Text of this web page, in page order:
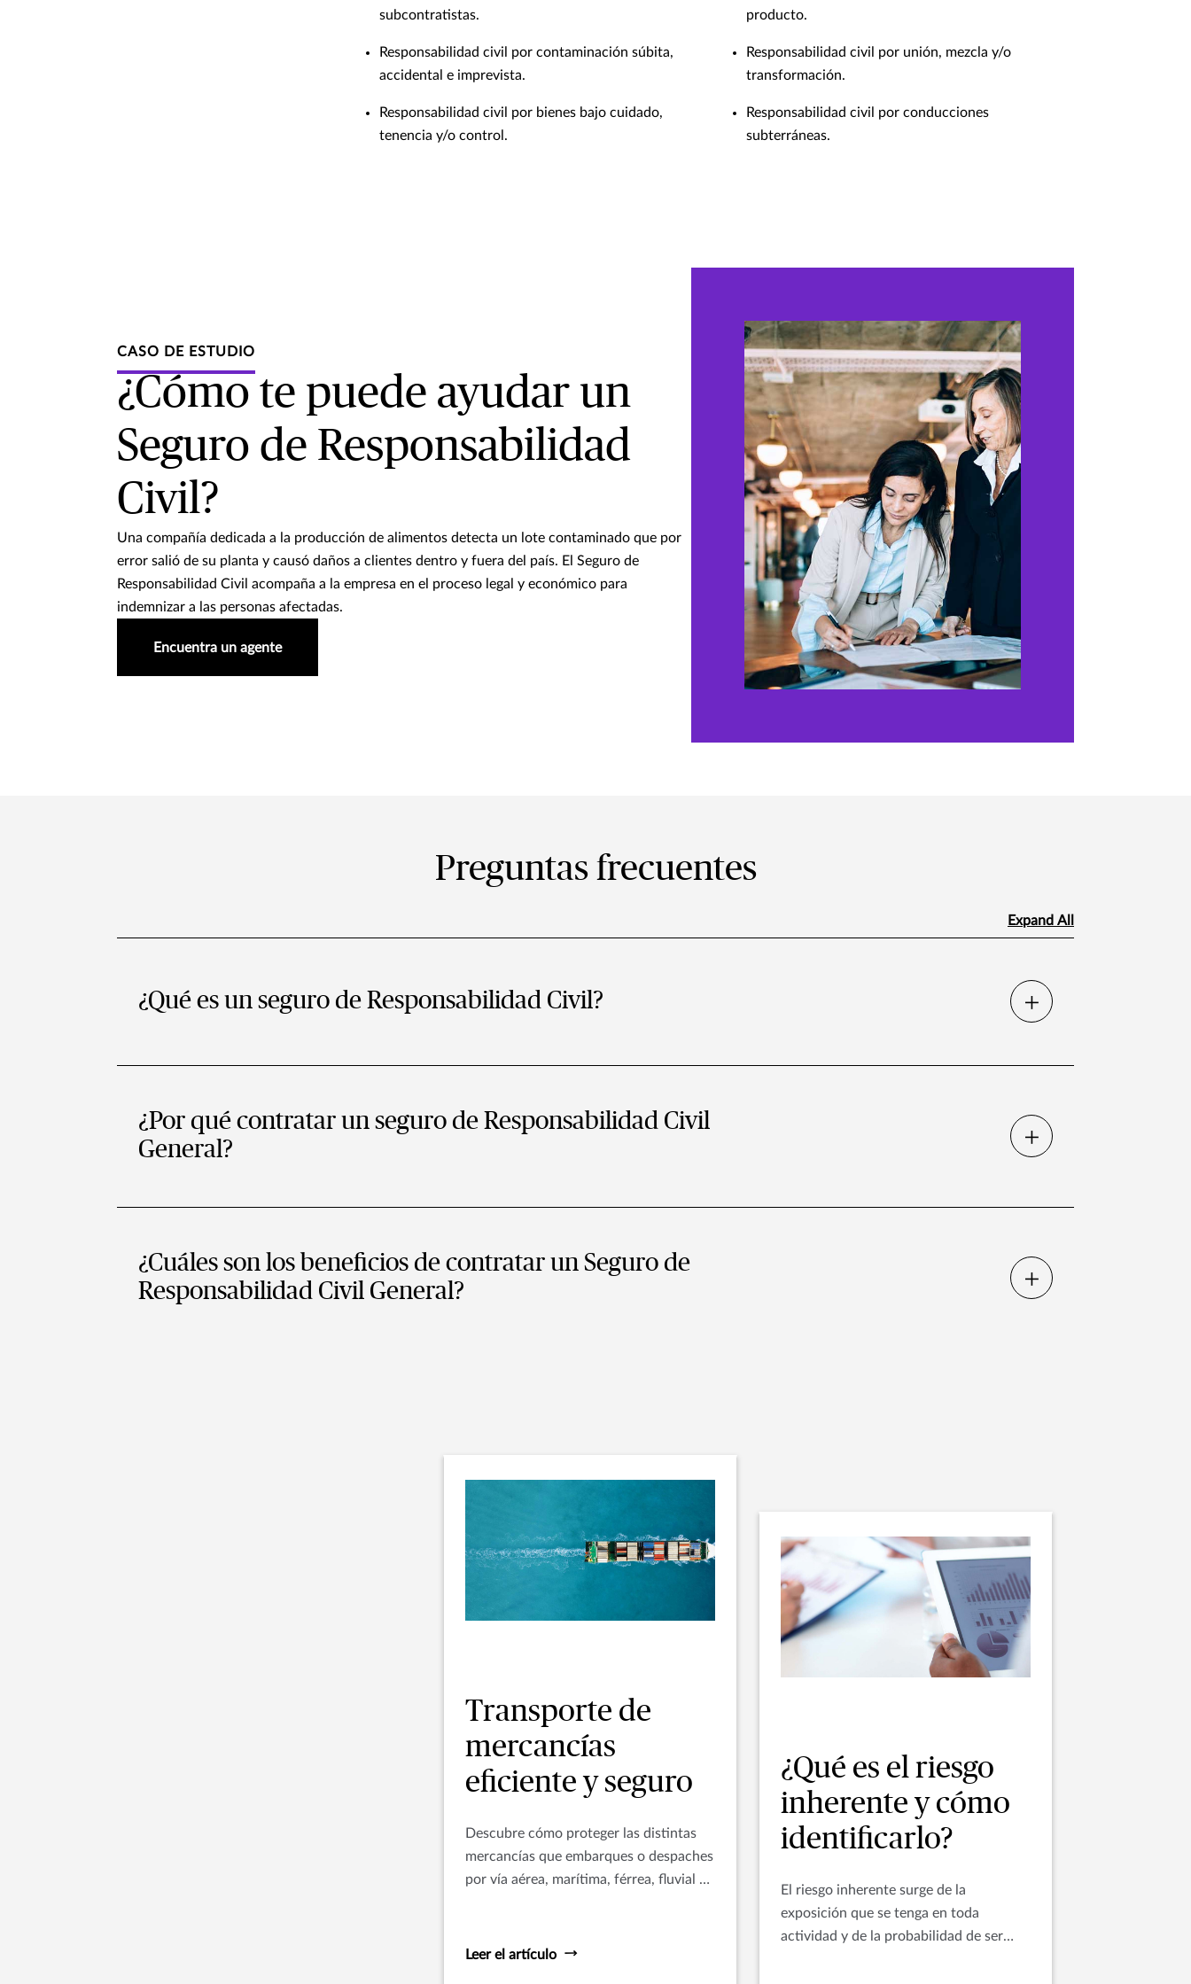
subcontratistas.
Responsabilidad civil por contaminación súbita,
accidental e imprevista.
Responsabilidad civil por bienes bajo cuidado,
tenencia y/o control.
producto.
Responsabilidad civil por unión, mezcla y/o
transformación.
Responsabilidad civil por conducciones
subterráneas.
CASO DE ESTUDIO
¿Cómo te puede ayudar un
Seguro de Responsabilidad
Civil?
Una compañía dedicada a la producción de alimentos detecta un lote contaminado que por
error salió de su planta y causó daños a clientes dentro y fuera del país. El Seguro de
Responsabilidad Civil acompaña a la empresa en el proceso legal y económico para
indemnizar a las personas afectadas.
Encuentra un agente
Preguntas frecuentes
Expand All
¿Qué es un seguro de Responsabilidad Civil?
¿Por qué contratar un seguro de Responsabilidad Civil
General?
¿Cuáles son los beneficios de contratar un Seguro de
Responsabilidad Civil General?
Transporte de
mercancías
eficiente y seguro
Descubre cómo proteger las distintas
mercancías que embarques o despaches
por vía aérea, marítima, férrea, fluvial o
Leer el artículo
¿Qué es el riesgo
inherente y cómo
identificarlo?
El riesgo inherente surge de la
exposición que se tenga en toda
actividad y de la probabilidad de ser